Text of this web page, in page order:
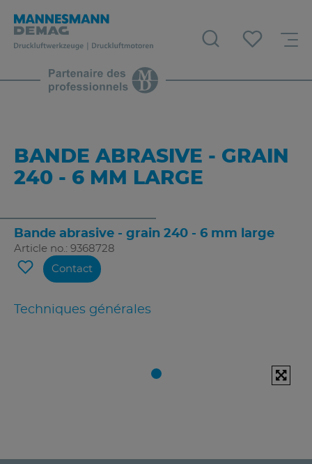
BANDE ABRASIVE - GRAIN
240 - 6 MM LARGE
Bande abrasive - grain 240 - 6 mm large
Article no.: 9368728
Techniques générales
Contact